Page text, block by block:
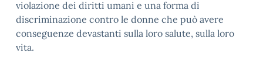
violazione dei diritti umani e una forma di
discriminazione contro le donne che può avere
conseguenze devastanti sulla loro salute, sulla loro
vita.